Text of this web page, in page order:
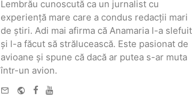
Lembrău cunoscută ca un jurnalist cu
experiență mare care a condus redacții mari
de știri. Adi mai afirma că Anamaria l-a slefuit
și l-a făcut să strălucească. Este pasionat de
avioane și spune că dacă ar putea s-ar muta
într-un avion.
e-
WebsiteFacebook